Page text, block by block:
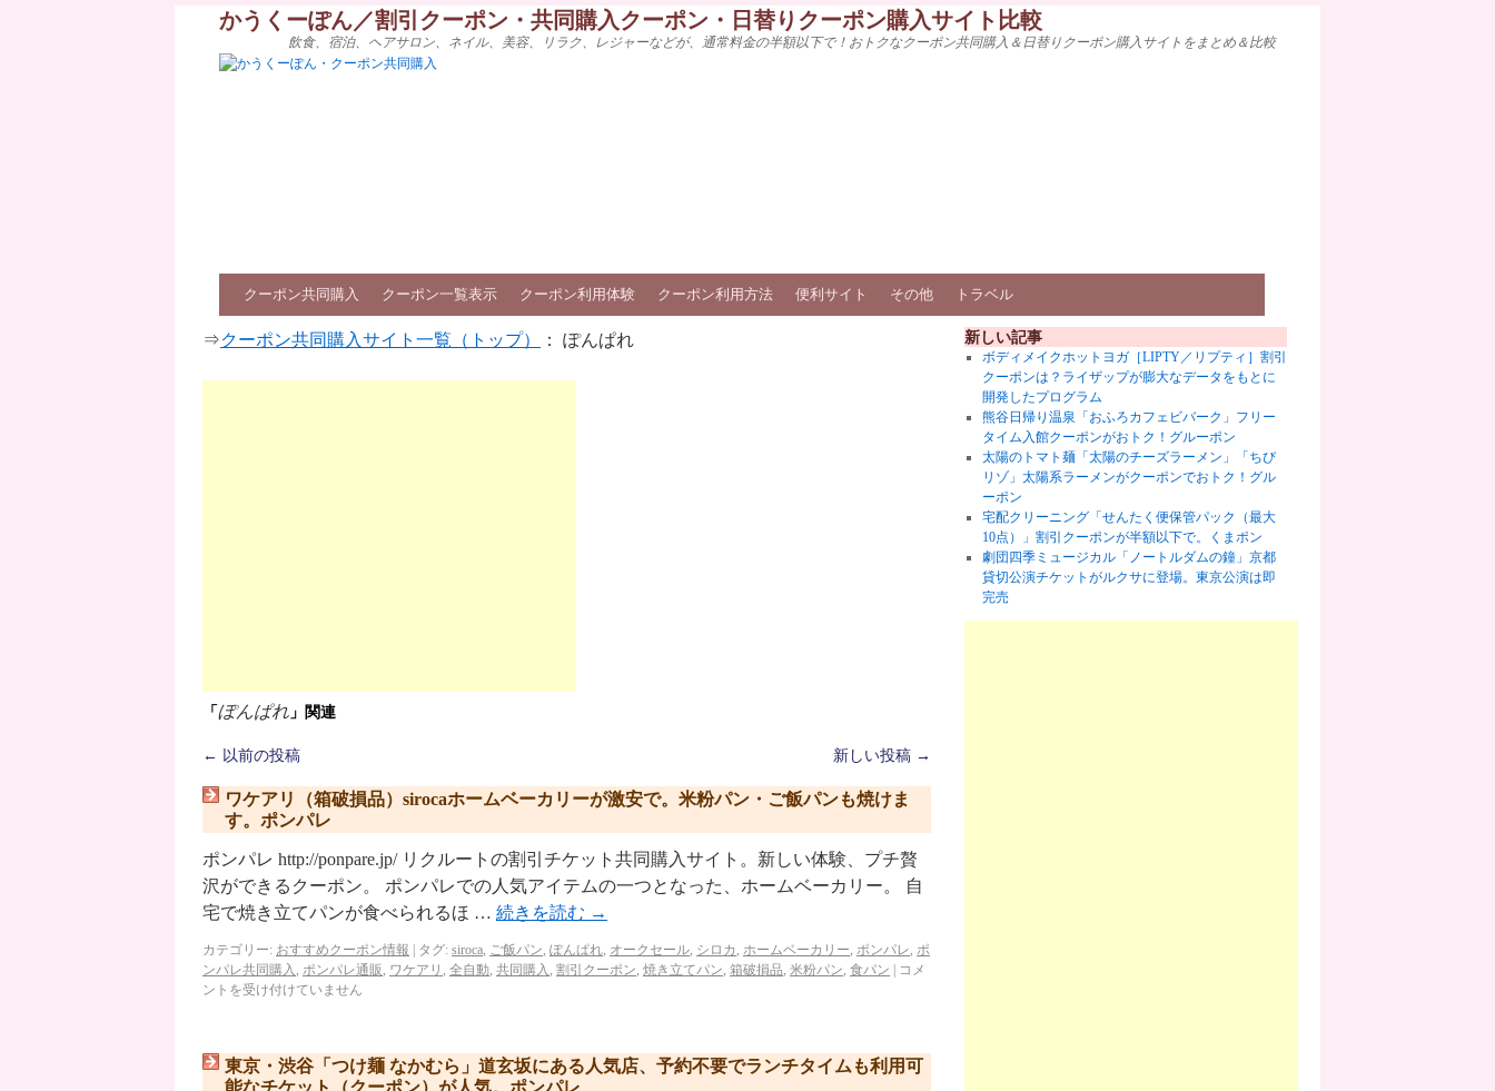
かうくーぽん／割引クーポン・共同購入クーポン・日替りクーポン購入サイト比較
飲食、宿泊、ヘアサロン、ネイル、美容、リラク、レジャーなどが、通常料金の半額以下で！おトクなクーポン共同購入＆日替りクーポン購入サイトをまとめ＆比較
クーポン共同購入 クーポン一覧表示 クーポン利用体験 クーポン利用方法 便利サイト その他 トラベル
⇒クーポン共同購入サイト一覧（トップ） ： ぽんぱれ
「 ぽんぱれ 」関連
← 以前の投稿 新しい投稿 →
ワケアリ（箱破損品）sirocaホームベーカリーが激安で。米粉パン・ご飯パンも焼けま
す。ポンパレ
ポンパレ http://ponpare.jp/ リクルートの割引チケット共同購入サイト。新しい体験、プチ贅
沢ができるクーポン。 ポンパレでの人気アイテムの一つとなった、ホームベーカリー。 自
宅で焼き立てパンが食べられるほ … 続きを読む →
カテゴリー: おすすめクーポン情報 タグ: siroca, ご飯パン, ぽんぱれ, オークセール, シロカ , ホームベーカリー, ポンパレ, ポ
ンパレ共同購入 , ポンパレ通販 , ワケアリ , 全自動, 共同購入 , 割引クーポン, 焼き立てパン, 箱破損品, 米粉パン, 食パン
コメ
ントを受け付けていません
東京・渋谷「つけ麺 なかむら」道玄坂にある人気店、予約不要でランチタイムも利用可
能なチケット（クーポン）が人気。ポンパレ
新しい記事
ボディメイクホットヨガ［LIPTY／リプティ］割引
クーポンは？ライザップが膨大なデータをもとに
開発したプログラム
熊谷日帰り温泉「おふろカフェビバーク」フリー
タイム入館クーポンがおトク！グルーポン
太陽のトマト麺「太陽のチーズラーメン」「ちび
リゾ」太陽系ラーメンがクーポンでおトク！グル
ーポン
宅配クリーニング「せんたく便保管パック（最大
10点）」割引クーポンが半額以下で。くまポン
劇団四季ミュージカル「ノートルダムの鐘」京都
貸切公演チケットがルクサに登場。東京公演は即
完売